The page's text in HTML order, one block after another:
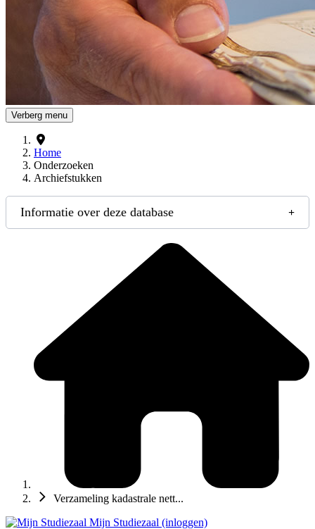
Verberg menu
Home
Onderzoeken
Archiefstukken
Informatie over deze database
Verzameling kadastrale nett...
Mijn Studiezaal (inloggen)